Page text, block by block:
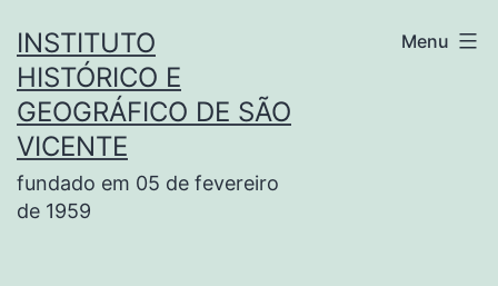
para
conteúdo
INSTITUTO
HISTÓRICO E
GEOGRÁFICO DE SÃO
VICENTE
fundado em 05 de fevereiro
de 1959
Menu